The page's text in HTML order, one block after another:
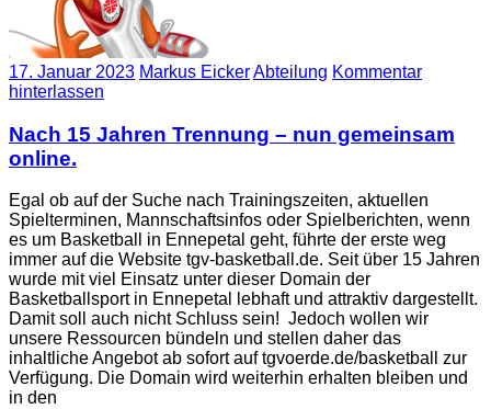
17. Januar 2023 Markus EickerAbteilung Kommentar
hinterlassen
Nach 15 Jahren Trennung – nun gemeinsam
online.
Egal ob auf der Suche nach Trainingszeiten, aktuellen
Spielterminen, Mannschaftsinfos oder Spielberichten, wenn
es um Basketball in Ennepetal geht, führte der erste weg
immer auf die Website tgv-basketball.de. Seit über 15 Jahren
wurde mit viel Einsatz unter dieser Domain der
Basketballsport in Ennepetal lebhaft und attraktiv dargestellt.
Damit soll auch nicht Schluss sein! Jedoch wollen wir
unsere Ressourcen bündeln und stellen daher das
inhaltliche Angebot ab sofort auf tgvoerde.de/basketball zur
Verfügung. Die Domain wird weiterhin erhalten bleiben und
in den